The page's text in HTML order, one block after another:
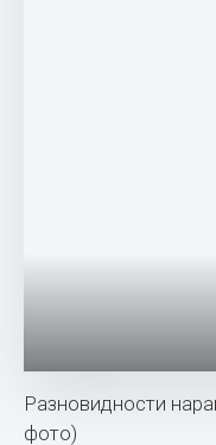
Разновидности
фото)